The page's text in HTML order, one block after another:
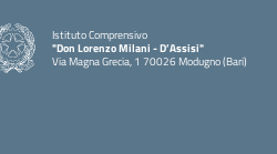
Istituto Comprensivo
"Don Lorenzo Milani - D’Assisi"
Via Magna Grecia, 1 70026 Modugno (Bari)
— Visita la pagina iniziale della scuola